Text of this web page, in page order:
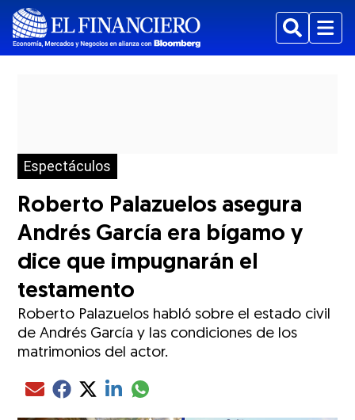
BuscarMenu
Espectáculos
Roberto Palazuelos asegura
Andrés García era bígamo y
dice que impugnarán el
testamento
Roberto Palazuelos habló sobre el estado civil
de Andrés García y las condiciones de los
matrimonios del actor.
Compartir el artículo actual mediante Email
Compartir el artículo actual mediante Facebook
Compartir el artículo actual mediante Twitter
Compartir el artículo actual mediante LinkedIn
Compartir el artículo actual mediante